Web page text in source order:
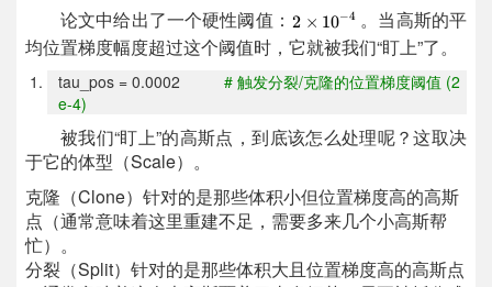
论文中给出了一个硬性阈值：
。当高斯的平
均位置梯度幅度超过这个阈值时，它就被我们“盯上”了。
tau_pos = 0.0002 # 触发分裂/克隆的位置梯度阈值 (2
e-4)
被我们“盯上”的高斯点，到底该怎么处理呢？这取决
于它的体型（Scale）。
克隆（Clone）针对的是那些体积小但位置梯度高的高斯
点（通常意味着这里重建不足，需要多来几个小高斯帮
忙）。
分裂（Split）针对的是那些体积大且位置梯度高的高斯点